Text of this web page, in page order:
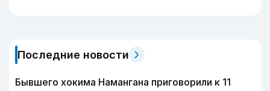
Последние новости
Бывшего хокима Намангана приговорили к 11